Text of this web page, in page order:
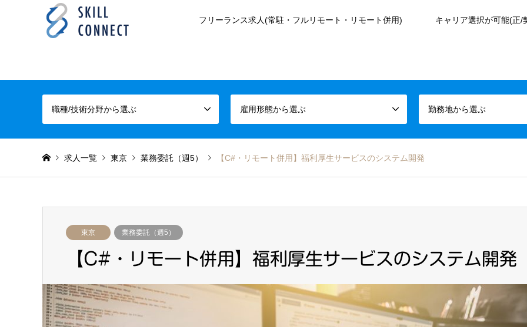
フリーランス求人(常駐・フルリモート・リモート併用) キャリア選択が可能(正/
職種/技術分野から選ぶ 雇用形態から選ぶ 勤務地から選ぶ
求人一覧 東京 業務委託（週5） 【C#・リモート併用】福利厚生サービスのシステム開発
東京 業務委託（週5）
【C#・リモート併用】福利厚生サービスのシステム開発